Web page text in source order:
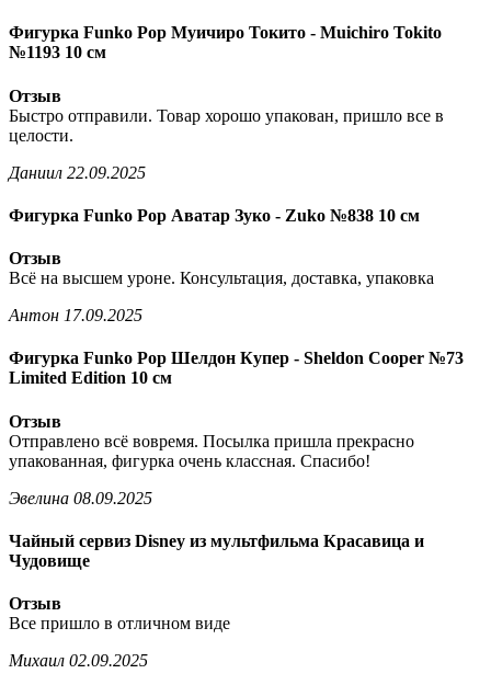
Фигурка Funko Pop Муичиро Токито - Muichiro Tokito
№1193 10 см
Отзыв
Быстро отправили. Товар хорошо упакован, пришло все в
целости.
Даниил 22.09.2025
Фигурка Funko Pop Аватар Зуко - Zuko №838 10 см
Отзыв
Всё на высшем уроне. Консультация, доставка, упаковка
Антон 17.09.2025
Фигурка Funko Pop Шелдон Купер - Sheldon Cooper №73
Limited Edition 10 см
Отзыв
Отправлено всё вовремя. Посылка пришла прекрасно
упакованная, фигурка очень классная. Спасибо!
Эвелина 08.09.2025
Чайный сервиз Disney из мультфильма Красавица и
Чудовище
Отзыв
Все пришло в отличном виде
Mиxaил 02.09.2025